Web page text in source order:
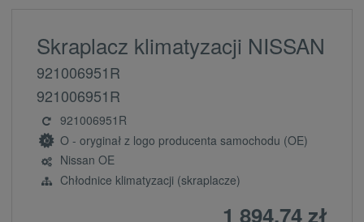
Skraplacz klimatyzacji NISSAN
921006951R
921006951R
921006951R
O - oryginał z logo producenta samochodu (OE)
Nissan OE
Chłodnice klimatyzacji (skraplacze)
1 894,74 zł